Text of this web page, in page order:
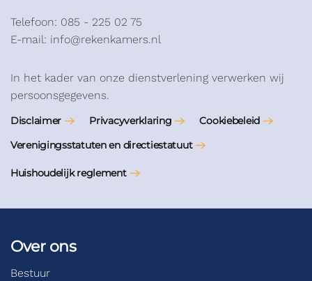
Telefoon: 085 - 225 02 75
E-mail: info@rekenkamers.nl
In het kader van onze dienstverlening verwerken wij
persoonsgegevens.
Disclaimer Privacyverklaring
Cookiebeleid
Verenigingsstatuten en directiestatuut
Huishoudelijk reglement
Over ons
Bestuur